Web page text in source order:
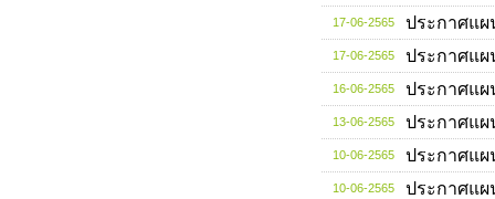
17-06-2565 ประกาศแผ
17-06-2565 ประกาศแผ
16-06-2565 ประกาศแผ
13-06-2565 ประกาศแผ
10-06-2565 ประกาศแผ
10-06-2565 ประกาศแผ